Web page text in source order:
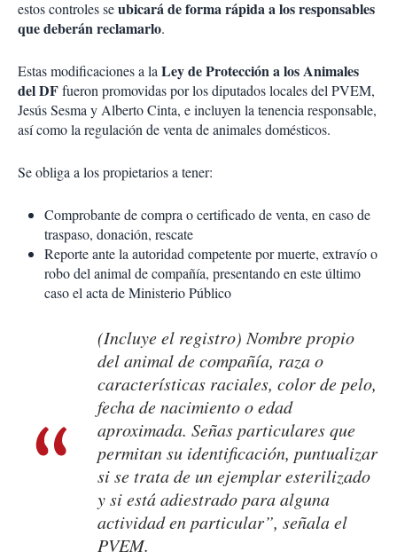
estos controles seubicará de forma rápida a los responsables
que deberán reclamarlo.
Estas modificaciones a laLey de Protección a los Animales
del DFfueron promovidas por los diputados locales del PVEM,
Jesús Sesma y Alberto Cinta, e incluyen la tenencia responsable,
así como la regulación de venta de animales domésticos.
Se obliga a los propietarios a tener:
Comprobante de compra o certificado de venta, en caso de
traspaso, donación, rescate
Reporte ante la autoridad competente por muerte, extravío o
robo del animal de compañía, presentando en este último
caso el acta de Ministerio Público
(Incluye el registro) Nombre propio
del animal de compañía, raza o
características raciales, color de pelo,
fecha de nacimiento o edad
aproximada. Señas particulares que
permitan su identificación, puntualizar
si se trata de un ejemplar esterilizado
y si está adiestrado para alguna
actividad en particular”, señala el
PVEM.